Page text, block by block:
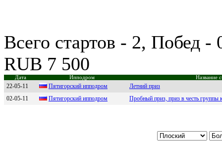
Всего стартов - 2, Побед
RUB 7 500
Дата Ипподром Название
22-05-11 Пятигoрcкий иппoдрoм
Летний приз
02-05-11
Пятигopский иппoдpoм Пробный приз, приз в честь группы